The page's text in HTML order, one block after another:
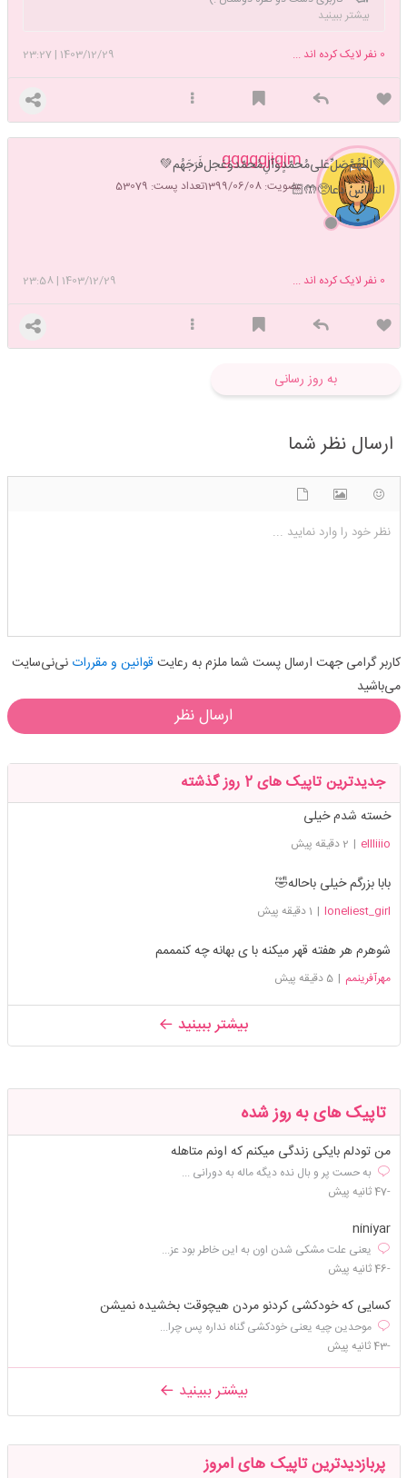
بیشتر ببینید
1403/12/29
|
23:27 0 نفر لایک کرده اند ...
gggggjigjm
عضویت: 1399/06/08 تعداد پست: 53079
💚اَللّهُمَّ‌صَلِّ‌عَلی‌مُحمّدٍوَآلِ‌مُحمّدوَعَجل‌فَرَجَهُم💚
التماس دعا🥺🤲🏻
1403/12/29
|
23:58 0 نفر لایک کرده اند ...
به روز رسانی
ارسال نظر شما
نظر خود را وارد نمایید ...
کاربر گرامی جهت ارسال پست شما ملزم به رعایت قوانین و مقرراتنی‌نی‌سایت
می‌باشید
ارسال نظر
جدیدترین تاپیک های 2 روز گذشته
خسته شدم خیلی
ellliiio
| 2 دقیقه پیش
بابا بزرگم خیلی باحاله🤣
loneliest_girl
| 1 دقیقه پیش
شوهرم هر هفته قهر میکنه با ی بهانه چه کنمممم
مهرآفرینمم | 5 دقیقه پیش
بیشتر ببینید
تاپیک های به روز شده
من تودلم بایکی زندگی میکنم که اونم متاهله
به حست پر و بال نده دیگه ماله به دورانی ...
-47 ثانیه پیش
niniyar
یعنی علت مشکی شدن اون به این خاطر بود عز...
-46 ثانیه پیش
کسایی که خودکشی کردنو مردن هیچوقت بخشیده نمیشن
موحدین چیه یعنی خودکشی گناه نداره پس چرا...
-43 ثانیه پیش
بیشتر ببینید
پربازدیدترین تاپیک های امروز